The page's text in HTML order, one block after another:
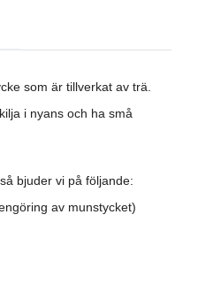
som är tillverkat av trä.
i nyans och ha små
bjuder vi på följande:
av munstycket)